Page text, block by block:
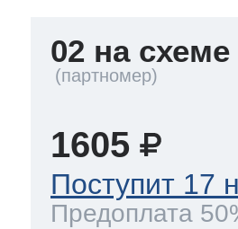
02 на схеме
1605
Поступит 17
Предоплата